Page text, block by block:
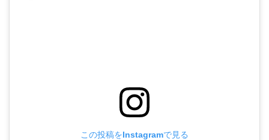
この投稿をInstagramで見る